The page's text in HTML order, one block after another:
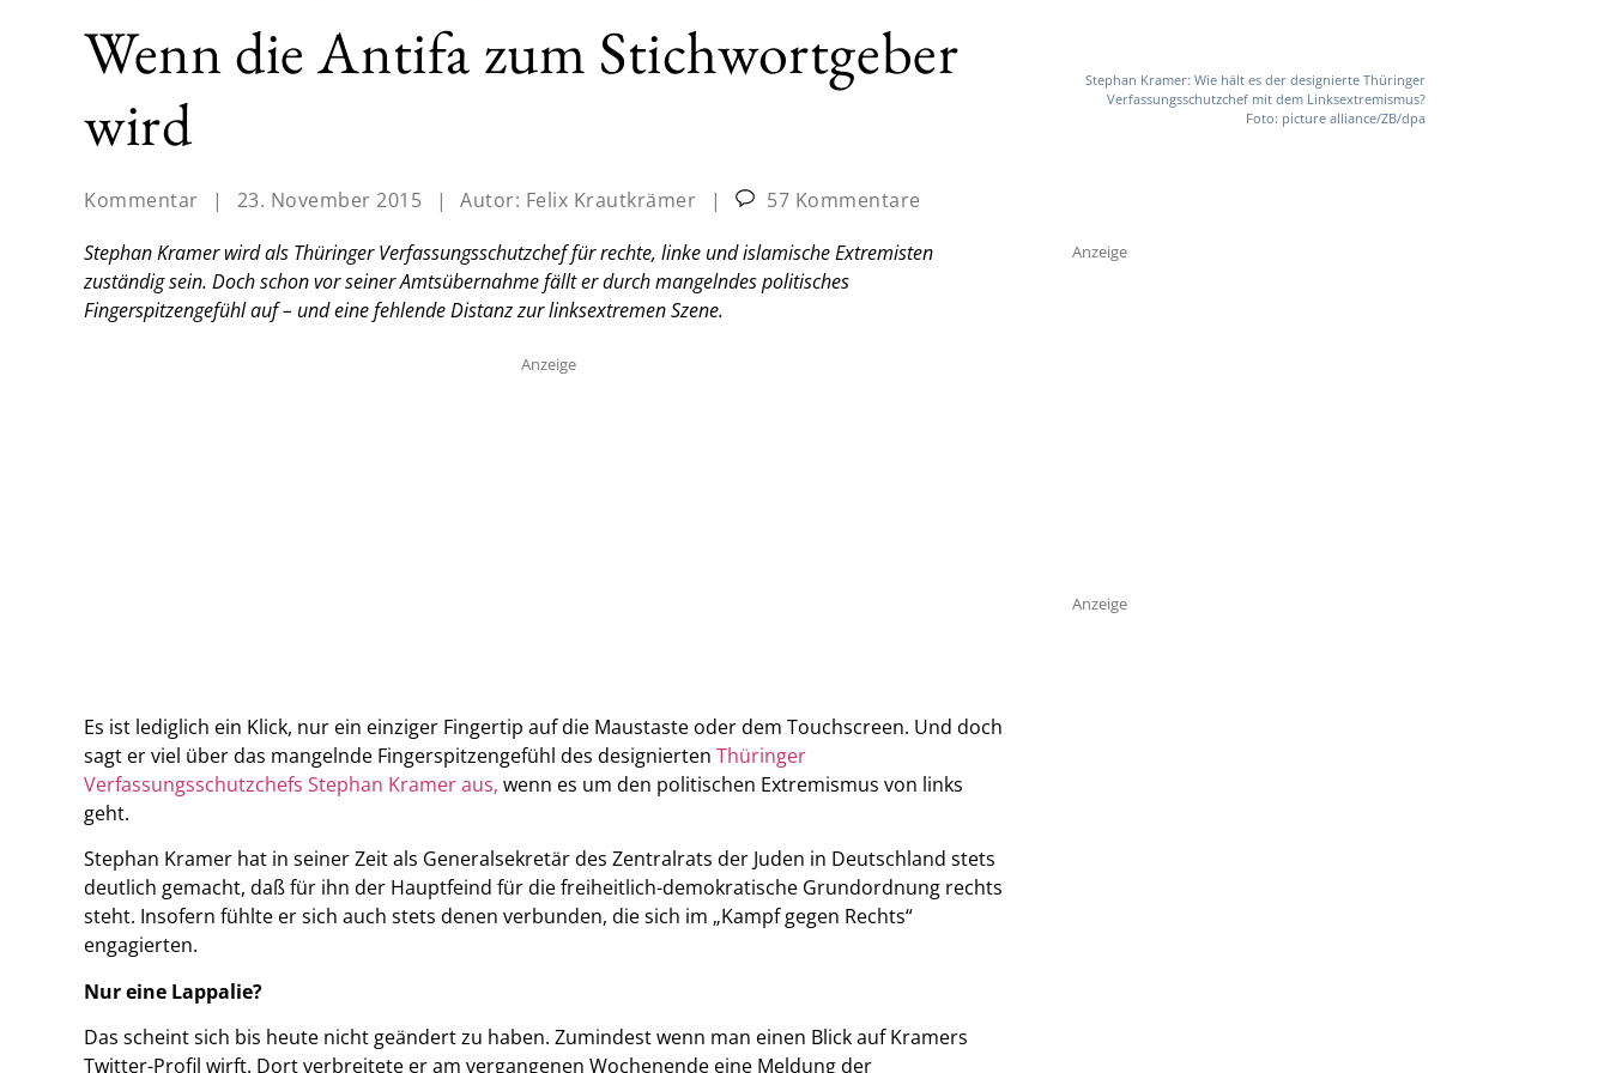
Wenn die Antifa zum Stichwortgeber
wird
Kommentar | 23. November 2015 | Autor: Felix Krautkrämer |
57 Kommentare
Stephan Kramer wird als Thüringer Verfassungsschutzchef für rechte, linke und islamische Extremisten
zuständig sein. Doch schon vor seiner Amtsübernahme fällt er durch mangelndes politisches
Fingerspitzengefühl auf – und eine fehlende Distanz zur linksextremen Szene.
Anzeige
Es ist lediglich ein Klick, nur ein einziger Fingertip auf die Maustaste oder dem Touchscreen. Und doch
sagt er viel über das mangelnde Fingerspitzengefühl des designierten Thüringer
Verfassungsschutzchefs Stephan Kramer aus, wenn es um den politischen Extremismus von links
geht.
Stephan Kramer hat in seiner Zeit als Generalsekretär des Zentralrats der Juden in Deutschland stets
deutlich gemacht, daß für ihn der Hauptfeind für die freiheitlich-demokratische Grundordnung rechts
steht. Insofern fühlte er sich auch stets denen verbunden, die sich im „Kampf gegen Rechts“
engagierten.
Nur eine Lappalie?
Das scheint sich bis heute nicht geändert zu haben. Zumindest wenn man einen Blick auf Kramers
Twitter-Profil wirft. Dort verbreitete er am vergangenen Wochenende eine Meldung der
Stephan Kramer: Wie hält es der designierte Thüringer
Verfassungsschutzchef mit dem Linksextremismus?
Foto: picture alliance/ZB/dpa
Anzeige
Anzeige